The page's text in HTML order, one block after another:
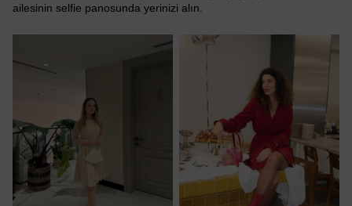
ailesinin selfie panosunda yerinizi alın.